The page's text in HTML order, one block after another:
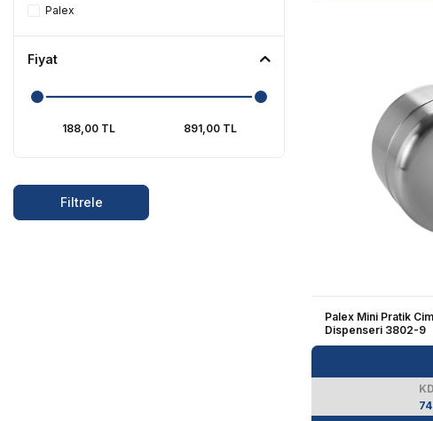
El Kurutma Makineleri
Kokulandırma Sistemleri
Tümünü Gör
Palex
Fiyat
Filtrele
Palex Mini Pratik
Dispenseri 3802-9